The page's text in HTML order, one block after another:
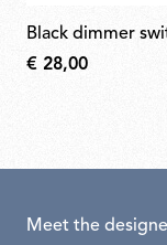
black dimmer
€ 28,00
Meet the